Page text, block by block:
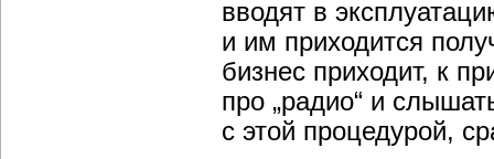
вводят в
и им приходится
бизнес приходит, к
про „радио“ и
с этой процедурой,